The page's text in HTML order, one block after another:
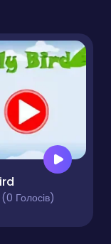
Голосів)